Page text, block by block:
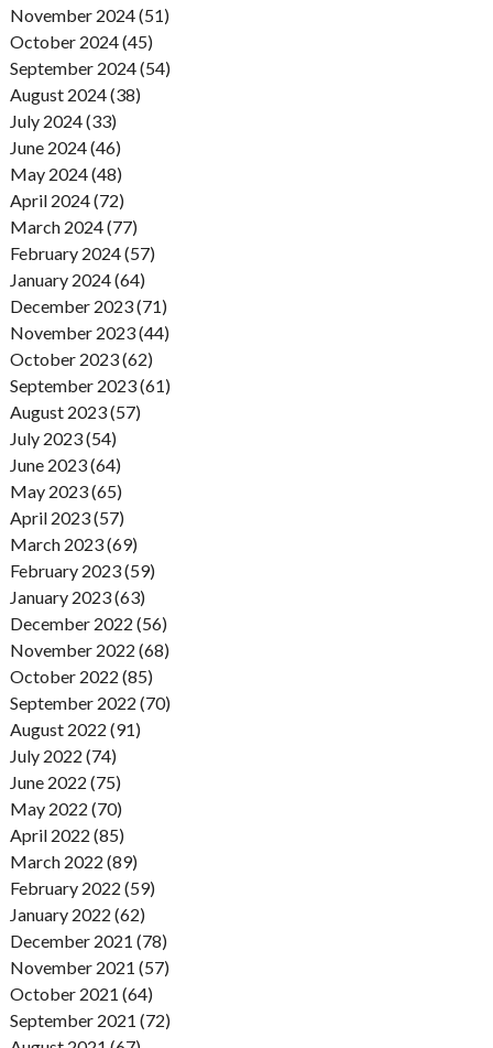
November 2024 (51)
October 2024 (45)
September 2024 (54)
August 2024 (38)
July 2024 (33)
June 2024 (46)
May 2024 (48)
April 2024 (72)
March 2024 (77)
February 2024 (57)
January 2024 (64)
December 2023 (71)
November 2023 (44)
October 2023 (62)
September 2023 (61)
August 2023 (57)
July 2023 (54)
June 2023 (64)
May 2023 (65)
April 2023 (57)
March 2023 (69)
February 2023 (59)
January 2023 (63)
December 2022 (56)
November 2022 (68)
October 2022 (85)
September 2022 (70)
August 2022 (91)
July 2022 (74)
June 2022 (75)
May 2022 (70)
April 2022 (85)
March 2022 (89)
February 2022 (59)
January 2022 (62)
December 2021 (78)
November 2021 (57)
October 2021 (64)
September 2021 (72)